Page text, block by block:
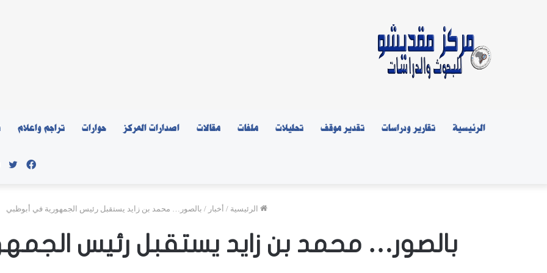
الرئيسية تقارير ودراسات تقدير موقف تحليلات ملفات مقالات اصدارات المركز حوارات تراجم واعلام
الرئيسية / أخبار / بالصور… محمد بن زايد يستقبل رئيس الجمهورية في أبوظبي
بالصور… محمد بن زايد يستقبل رئيس